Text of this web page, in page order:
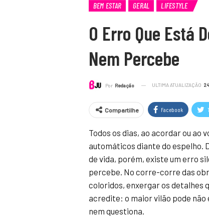
BEM ESTAR GERAL LIFESTYLE
O Erro Que Está
Nem Percebe
Por Redação ULTIMA ATUALIZAÇÃO
Compartilhe Facebook
Todos os dias, ao acordar ou
automáticos diante do espelho.
de vida, porém, existe um erro
percebe. No corre-corre das
coloridos, enxergar os detalhes
acredite: o maior vilão pode não
nem questiona.